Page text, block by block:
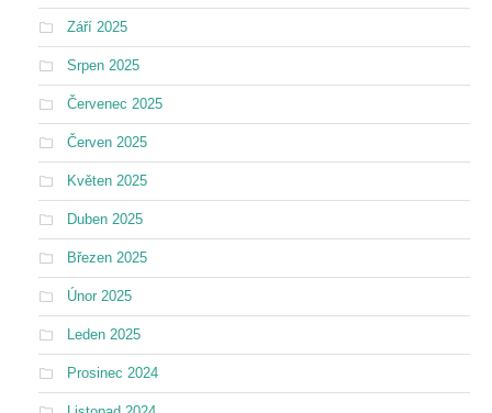
Září 2025
Srpen 2025
Červenec 2025
Červen 2025
Květen 2025
Duben 2025
Březen 2025
Únor 2025
Leden 2025
Prosinec 2024